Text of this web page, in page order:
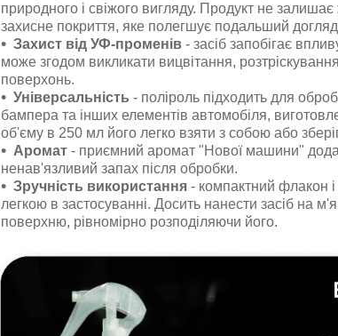
природного і свіжого вигляду. Продукт не
захисне покриття, яке полегшує подальший
Захист від УФ-променів - засіб запобігає
може згодом викликати вицвітання,
поверхонь.
Універсальність - поліроль підходить для
бампера та інших елементів автомобіля,
об'єму в 250 мл його легко взяти з собою або
Аромат - приємний аромат "Нової машини"
ненав'язливий запах після обробки.
Зручність використання - компактний флакон
легкою в застосуванні. Досить нанести засіб на
поверхню, рівномірно розподіляючи його.